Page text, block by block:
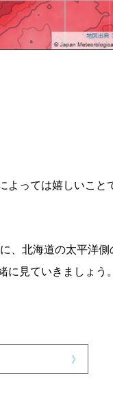
っては嬉しいこと
、北海道の太平洋側
見ていきましょう。
》